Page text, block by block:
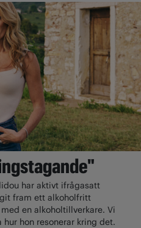
har aktivt ifrågasatt
fram ett alkoholfritt
en alkoholtillverkare. Vi
hon resonerar kring det.